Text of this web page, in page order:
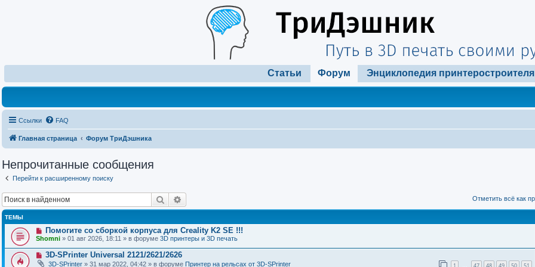
Статьи Форум Энциклопедия принтеростроителя
Ссылки FAQ
Главная страница Форум ТриДэшника
Непрочитанные сообщения
Перейти к расширенному поиску
Поиск Отметить всё как
ТЕМЫ
Н
о
в
о
е
с
Помогите со сборкой корпуса для Creality K2 SE !!!
Shomni » 01 авг 2026, 18:11 » в форуме 3D принтеры и 3D печать
Н3D-SPrinter Universal 2121/2621/2626
3D-SPrinter » 31 мар 2022, 04:42 » в форуме Принтер на рельсах от 3D-SPrinter